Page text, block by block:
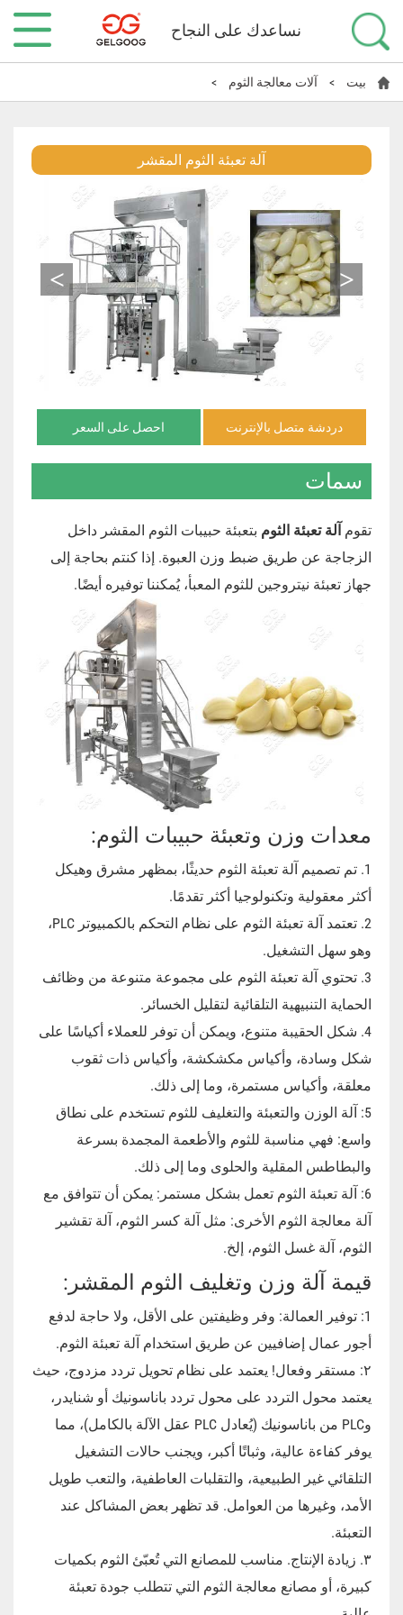
نساعدك على النجاح
بيت > آلات معالجة الثوم >
آلة تعبئة الثوم المقشر
<
>
دردشة متصل بالإنترنت احصل على السعر
سمات
تقوم آلة تعبئة الثوم بتعبئة حبيبات الثوم المقشر داخل
الزجاجة عن طريق ضبط وزن العبوة. إذا كنتم بحاجة إلى
جهاز تعبئة نيتروجين للثوم المعبأ، يُمكننا توفيره أيضًا.
معدات وزن وتعبئة حبيبات الثوم:
1. تم تصميم آلة تعبئة الثوم حديثًا، بمظهر مشرق وهيكل
أكثر معقولية وتكنولوجيا أكثر تقدمًا.
2. تعتمد آلة تعبئة الثوم على نظام التحكم بالكمبيوتر PLC،
وهو سهل التشغيل.
3. تحتوي آلة تعبئة الثوم على مجموعة متنوعة من وظائف
الحماية التنبيهية التلقائية لتقليل الخسائر.
4. شكل الحقيبة متنوع، ويمكن أن توفر للعملاء أكياسًا على
شكل وسادة، وأكياس مكشكشة، وأكياس ذات ثقوب
معلقة، وأكياس مستمرة، وما إلى ذلك.
5: آلة الوزن والتعبئة والتغليف للثوم تستخدم على نطاق
واسع: فهي مناسبة للثوم والأطعمة المجمدة بسرعة
والبطاطس المقلية والحلوى وما إلى ذلك.
6: آلة تعبئة الثوم تعمل بشكل مستمر: يمكن أن تتوافق مع
آلة معالجة الثوم الأخرى: مثل آلة كسر الثوم، آلة تقشير
الثوم، آلة غسل الثوم، إلخ.
قيمة آلة وزن وتغليف الثوم المقشر:
1: توفير العمالة: وفر وظيفتين على الأقل، ولا حاجة لدفع
أجور عمال إضافيين عن طريق استخدام آلة تعبئة الثوم.
٢: مستقر وفعال! يعتمد على نظام تحويل تردد مزدوج، حيث
يعتمد محول التردد على محول تردد باناسونيك أو شنايدر،
وPLC من باناسونيك (يُعادل PLC عقل الآلة بالكامل)، مما
يوفر كفاءة عالية، وثباتًا أكبر، ويجنب حالات التشغيل
التلقائي غير الطبيعية، والتقلبات العاطفية، والتعب طويل
الأمد، وغيرها من العوامل. قد تظهر بعض المشاكل عند
التعبئة.
٣. زيادة الإنتاج. مناسب للمصانع التي تُعبّئ الثوم بكميات
كبيرة، أو مصانع معالجة الثوم التي تتطلب جودة تعبئة